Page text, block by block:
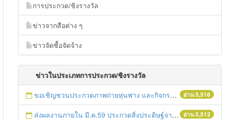
การประกวด/ชิงรางวัล
ข่าวจากสือต่าง ๆ
ข่าวจัดซื้อจัดจ้าง
ข่าวในประเภทการประกวด/ชิงรางวัล
อ่าน 5,516
ขอเชิญชวนประกวดภาพถ่ายหุ่นฟาง และกิจกรรมถ่ายรูปกับหุ่นฟางนก ในงานมหกรรมหุ่นฟางนกและงานกาชาดจังหวัดชัยนาท ครั้งที่ 31
อ่าน 5,512
ส่งผลงานภายใน มี.ค.59 ประกวดสิ่งประดิษฐ์จากสิ่งของเหลือใช้ พ.ศ.2559